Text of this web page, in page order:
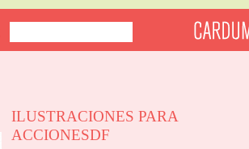
ILUSTRACIONES PARA
ACCIONESDF